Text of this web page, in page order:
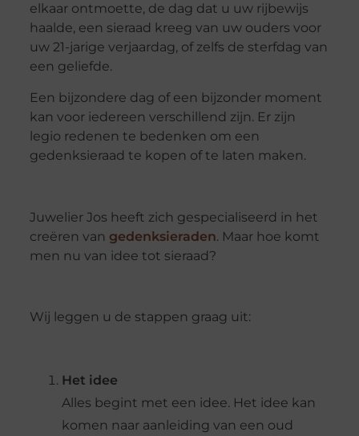
elkaar ontmoette, de dag dat u uw rijbewijs
haalde, een sieraad kreeg van uw ouders voor
uw 21-jarige verjaardag, of zelfs de sterfdag van
een geliefde.
Een bijzondere dag of een bijzonder moment
kan voor iedereen verschillend zijn. Er zijn
legio redenen te bedenken om een
gedenksieraad te kopen of te laten maken.
Juwelier Jos heeft zich gespecialiseerd in het
creëren van gedenksieraden. Maar hoe komt
men nu van idee tot sieraad?
Wij leggen u de stappen graag uit:
Het idee
Alles begint met een idee. Het idee kan
komen naar aanleiding van een oud